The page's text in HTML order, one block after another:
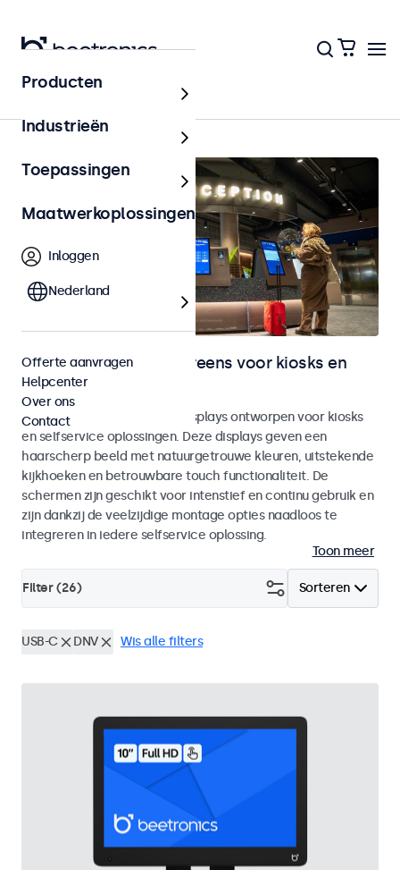
Home
Monitoren en touchscreens voor kiosks en
selfservice
Monitoren en touchscreen displays ontworpen voor kiosks
en selfservice oplossingen. Deze displays geven een
haarscherp beeld met natuurgetrouwe kleuren, uitstekende
kijkhoeken en betrouwbare touch functionaliteit. De
schermen zijn geschikt voor intenstief en continu gebruik en
zijn dankzij de veelzijdige montage opties naadloos te
integreren in iedere selfservice oplossing.
Toon meer
Sorteren
Filter (26)
USB-C DNV Wis alle filters
Producten
Industrieën
Toepassingen
Maatwerkoplossingen
Inloggen
Nederland
Offerte aanvragen
Helpcenter
Over ons
Contact